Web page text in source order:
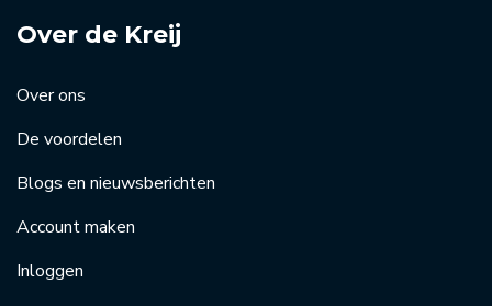
Over de Kreij
Over ons
De voordelen
Blogs en nieuwsberichten
Account maken
Inloggen